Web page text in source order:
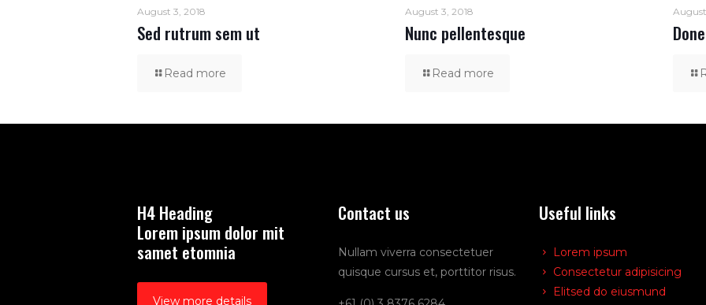
August 3, 2018
Sed rutrum sem ut
Read more
August 3, 2018
Nunc pellentesque
Read more
H4 Heading
Lorem ipsum dolor mit
samet etomnia
View more details
Contact us
Nullam viverra consectetuer
quisque cursus et, porttitor risus.
Useful links
Lorem ipsum
Consectetur adipisicing
Elitsed do eiusmund